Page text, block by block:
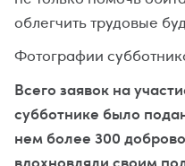
облегчить трудовые
Фотографии
Всего заявок на
субботнике было
нем более 300